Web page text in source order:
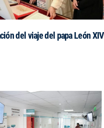
del viaje del papa León